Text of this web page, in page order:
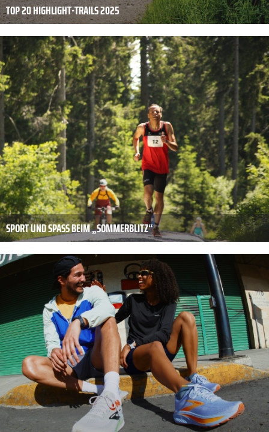
TOP 20 HIGHLIGHT-TRAILS 2025
SPORT UND SPASS BEIM „SOMMERBLITZ“